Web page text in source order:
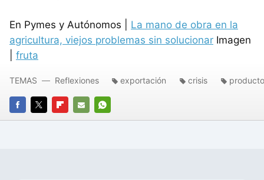
En Pymes y Autónomos | La mano de obra en la
agricultura, viejos problemas sin solucionar Imagen
fruta
FACEBOOK
TWITTERFLIPBOARD
E-
WHATSAPP
TEMAS Reflexiones exportación crisis producto